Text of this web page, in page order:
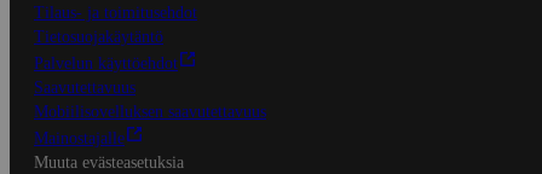
Tilaus- ja toimitusehdot
Tietosuojakäytäntö
Palvelun käyttöehdot
Saavutettavuus
Mobiilisovelluksen saavutettavuus
Mainostajalle
Muuta evästeasetuksia